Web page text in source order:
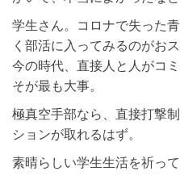
学生さん。コロナで失った
く部活に入ってみるのがおス
今の時代、直接人と人がコ
そが最も大事。
極真空手部なら、直接打撃
ションが取れるはず。
素晴らしい学生生活を祈って